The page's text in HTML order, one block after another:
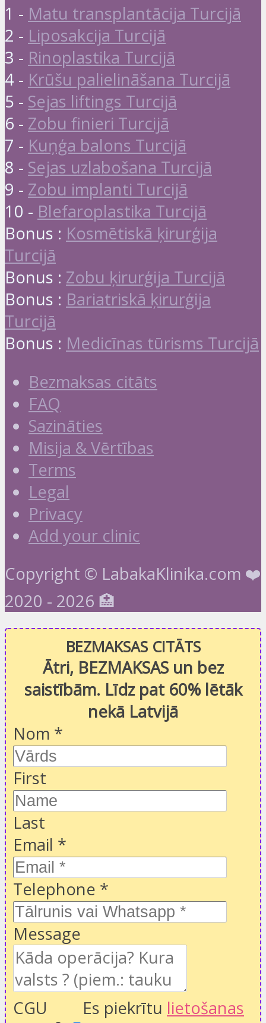
1 - Matu transplantācija Turcijā
2 - Liposakcija Turcijā
3 - Rinoplastika Turcijā
4 - Krūšu palielināšana Turcijā
5 - Sejas liftings Turcijā
6 - Zobu finieri Turcijā
7 - Kuņģa balons Turcijā
8 - Sejas uzlabošana Turcijā
9 - Zobu implanti Turcijā
10 - Blefaroplastika Turcijā
Bonus : Kosmētiskā ķirurģija
Turcijā
Bonus : Zobu ķirurģija Turcijā
Bonus : Bariatriskā ķirurģija
Turcijā
Bonus : Medicīnas tūrisms Turcijā
Bezmaksas citāts
FAQ
Sazināties
Misija & Vērtības
Terms
Legal
Privacy
Add your clinic
Copyright © LabakaKlinika.com ❤️
2020 - 2026 🏥
BEZMAKSAS CITĀTS
Ātri, BEZMAKSAS un bez
saistībām. Līdz pat 60% lētāk
nekā Latvijā
Nom *
First
Last
Email *
Telephone *
Message
CGU
Es piekrītu lietošanas